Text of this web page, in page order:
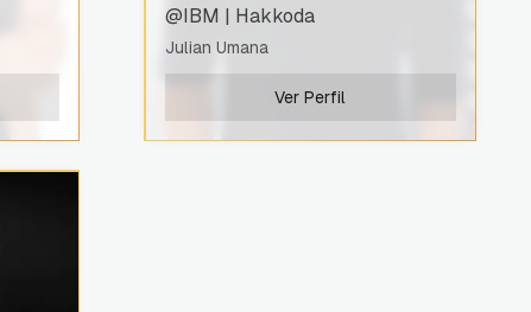
@IBM | Hakkoda
Julian Umana
Ver Perfil